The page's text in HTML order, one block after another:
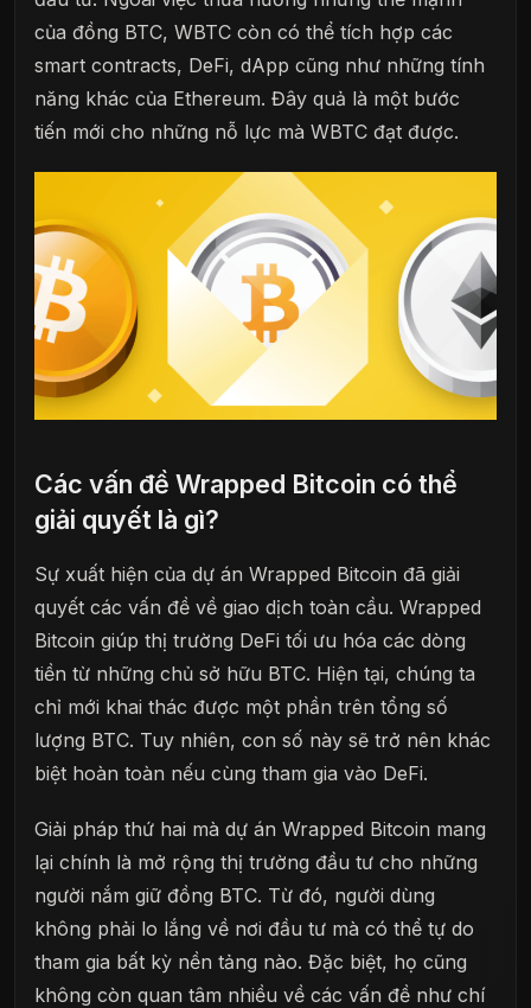
của đồng BTC, WBTC còn có thể tích hợp các
smart contracts, DeFi, dApp cũng như những tính
năng khác của Ethereum. Đây quả là một bước
tiến mới cho những nỗ lực mà WBTC đạt được.
Các vấn đề Wrapped Bitcoin có thể
giải quyết là gì?
Sự xuất hiện của dự án Wrapped Bitcoin đã giải
quyết các vấn đề về giao dịch toàn cầu. Wrapped
Bitcoin giúp thị trường DeFi tối ưu hóa các dòng
tiền từ những chủ sở hữu BTC. Hiện tại, chúng ta
chỉ mới khai thác được một phần trên tổng số
lượng BTC. Tuy nhiên, con số này sẽ trở nên khác
biệt hoàn toàn nếu cùng tham gia vào DeFi.
Giải pháp thứ hai mà dự án Wrapped Bitcoin mang
lại chính là mở rộng thị trường đầu tư cho những
người nắm giữ đồng BTC. Từ đó, người dùng
không phải lo lắng về nơi đầu tư mà có thể tự do
tham gia bất kỳ nền tảng nào. Đặc biệt, họ cũng
không còn quan tâm nhiều về các vấn đề như chí